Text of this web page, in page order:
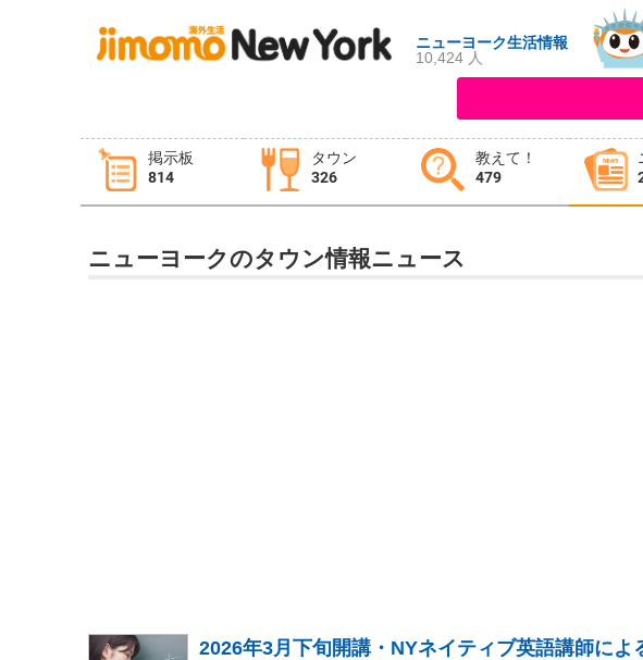
ニューヨーク生活情報
10,424 人
掲示板
814
タウン
326
教えて！
479
タウン情報
イベント 求人
ニューヨークのタウン情報ニュース
2026年3月下旬開講・NYネイティブ英語講師によ